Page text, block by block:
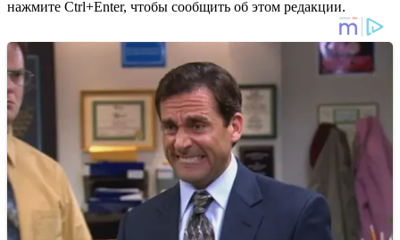
нажмите Ctrl+Enter, чтобы сообщить об этом редакции.